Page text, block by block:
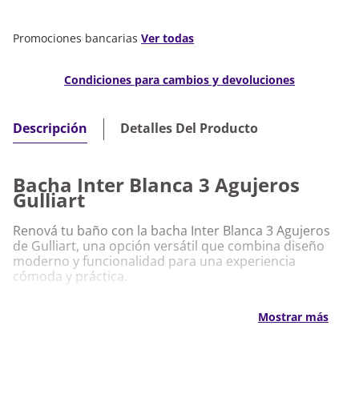
Promociones bancarias Ver todas
Condiciones para cambios y devoluciones
Descripción Detalles Del Producto
Bacha Inter Blanca 3 Agujeros
Gulliart
Renová tu baño con la bacha Inter Blanca 3 Agujeros
de Gulliart, una opción versátil que combina diseño
moderno y funcionalidad para una experiencia
cómoda y práctica.
Mostrar más